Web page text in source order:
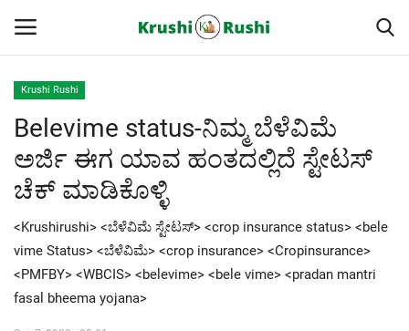
Home
Finance
Krushi Rushi
Belevime status-ನಿಮ್ಮ ಬೆಳೆವಿಮೆ
ಅರ್ಜಿ ಈಗ ಯಾವ ಹಂತದಲ್ಲಿದೆ ಸ್ಟೇಟಸ್
ಚೆಕ್ ಮಾಡಿಕೊಳ್ಳಿ
<Krushirushi> <ಬೆಳೆವಿಮೆ ಸ್ಟೇಟಸ್> <crop insurance status> <bele
vime Status> <ಬೆಳೆವಿಮೆ> <crop insurance> <Cropinsurance>
<PMFBY> <WBCIS> <belevime> <bele vime> <pradan mantri
fasal bheema yojana>